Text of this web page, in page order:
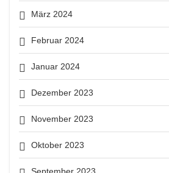
März 2024
Februar 2024
Januar 2024
Dezember 2023
November 2023
Oktober 2023